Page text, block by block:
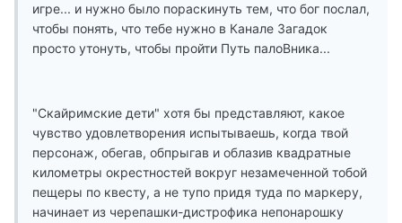
игре... и нужно было пораскинуть тем, что бог послал,
чтобы понять, что тебе нужно в Канале Загадок
просто утонуть, чтобы пройти Путь палоВника...
"Скайримские дети" хотя бы представляют, какое
чувство удовлетворения испытываешь, когда твой
персонаж, обегав, обпрыгав и облазив квадратные
километры окрестностей вокруг незамеченной тобой
пещеры по квесту, а не тупо придя туда по маркеру,
начинает из черепашки-дистрофика непонарошку